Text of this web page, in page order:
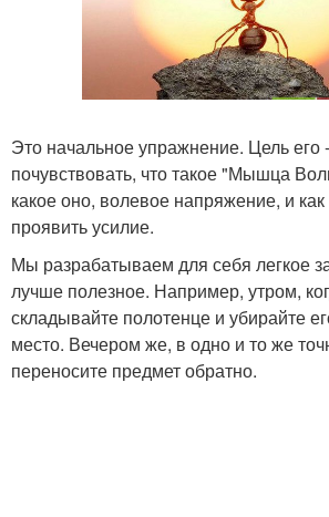
Это начальное упражнение. Цель его
почувствовать, что такое "Мышца
какое оно, волевое напряжение, и
проявить усилие.
Мы разрабатываем для себя легкое
лучше полезное. Например, утром,
складывайте полотенце и убирайте
место. Вечером же, в одно и то же
переносите предмет обратно.